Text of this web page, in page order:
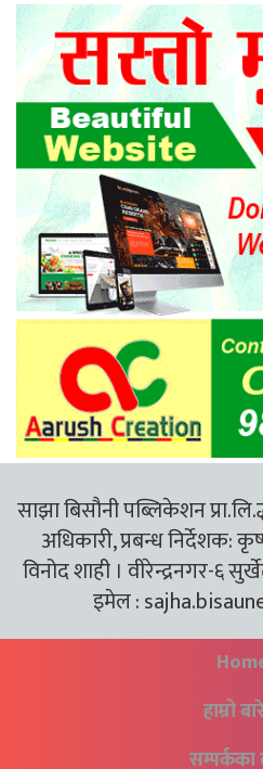
साझा बिसौनी पब्लिकेशन
अधिकारी, प्रबन्ध निर्देशक:
विनोद शाही । वीरेन्द्रनगर-६
इमेल :
हाम्रो
सम्पर्कका